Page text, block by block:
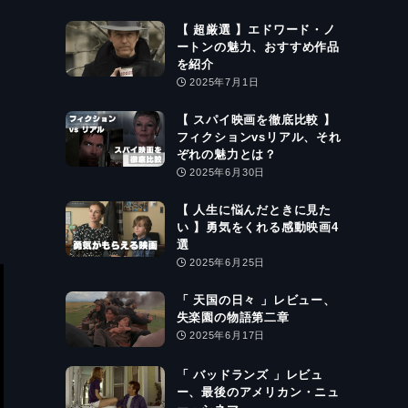
【 超厳選 】エドワード・ノ
ートンの魅力、おすすめ作品
を紹介
2025年7月1日
【 スパイ映画を徹底比較 】
フィクションvsリアル、それ
ぞれの魅力とは？
2025年6月30日
【 人生に悩んだときに見た
い 】勇気をくれる感動映画4
選
2025年6月25日
「 天国の日々 」レビュー、
失楽園の物語第二章
2025年6月17日
「 バッドランズ 」レビュ
ー、最後のアメリカン・ニュ